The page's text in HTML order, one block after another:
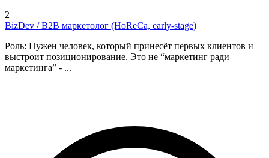
2
BizDev / B2B маркетолог (HoReCa, early-stage)
Роль: Нужен человек, который принесёт первых клиентов и
выстроит позиционирование. Это не “маркетинг ради
маркетинга” - ...